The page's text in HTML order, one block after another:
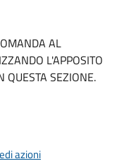
AL
L'APPOSITO
QUESTA SEZIONE.
azioni